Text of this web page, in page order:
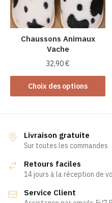
choisies
sur
la
page
du
produit
Chaussons Animaux
Vache
32,90€
Choix des options
Ce
produit
variations.
Les
peuvent
choisies
Livraison gratuite
Sur toutes les commandes
Retours faciles
14 jours à la réception de
Service Client